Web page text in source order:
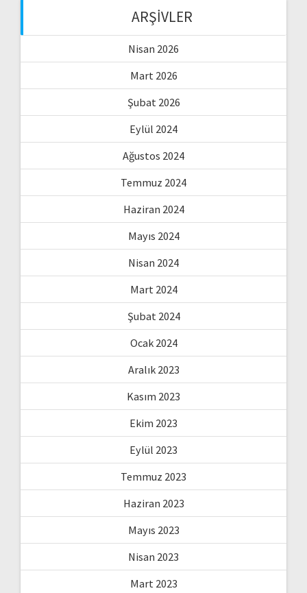
ARŞIVLER
Nisan 2026
Mart 2026
Şubat 2026
Eylül 2024
Ağustos 2024
Temmuz 2024
Haziran 2024
Mayıs 2024
Nisan 2024
Mart 2024
Şubat 2024
Ocak 2024
Aralık 2023
Kasım 2023
Ekim 2023
Eylül 2023
Temmuz 2023
Haziran 2023
Mayıs 2023
Nisan 2023
Mart 2023